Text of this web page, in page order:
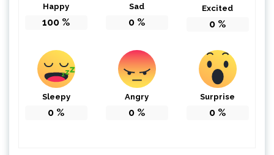
Happy
100 %
Sad
0 %
Excited
0 %
Sleepy
0 %
Angry
0 %
Surprise
0 %